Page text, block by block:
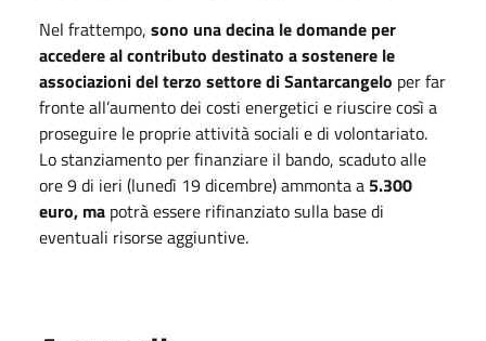
Nel frattempo, sono una decina le domande per
accedere al contributo destinato a sostenere le
associazioni del terzo settore di Santarcangelo per far
fronte all’aumento dei costi energetici e riuscire così a
proseguire le proprie attività sociali e di volontariato.
Lo stanziamento per finanziare il bando, scaduto alle
ore 9 di ieri (lunedì 19 dicembre) ammonta a 5.300
euro, ma potrà essere rifinanziato sulla base di
eventuali risorse aggiuntive.